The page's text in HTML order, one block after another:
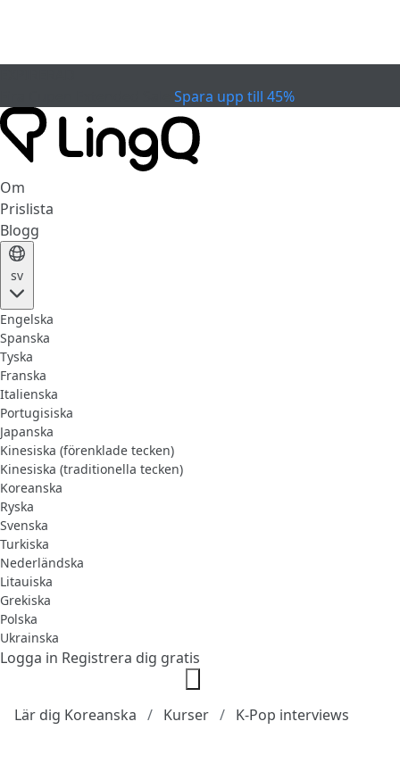
Spara upp till 45%
Om
Prislista
Blogg
sv
Engelska
Spanska
Tyska
Franska
Italienska
Portugisiska
Japanska
Kinesiska (förenklade tecken)
Kinesiska (traditionella tecken)
Koreanska
Ryska
Svenska
Turkiska
Nederländska
Litauiska
Grekiska
Polska
Ukrainska
Logga in Registrera dig gratis
Lär dig Koreanska Kurser K-Pop interviews